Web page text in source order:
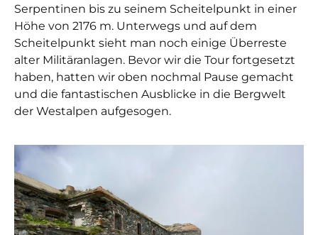
Serpentinen bis zu seinem Scheitelpunkt in einer
Höhe von 2176 m. Unterwegs und auf dem
Scheitelpunkt sieht man noch einige Überreste
alter Militäranlagen. Bevor wir die Tour fortgesetzt
haben, hatten wir oben nochmal Pause gemacht
und die fantastischen Ausblicke in die Bergwelt
der Westalpen aufgesogen.